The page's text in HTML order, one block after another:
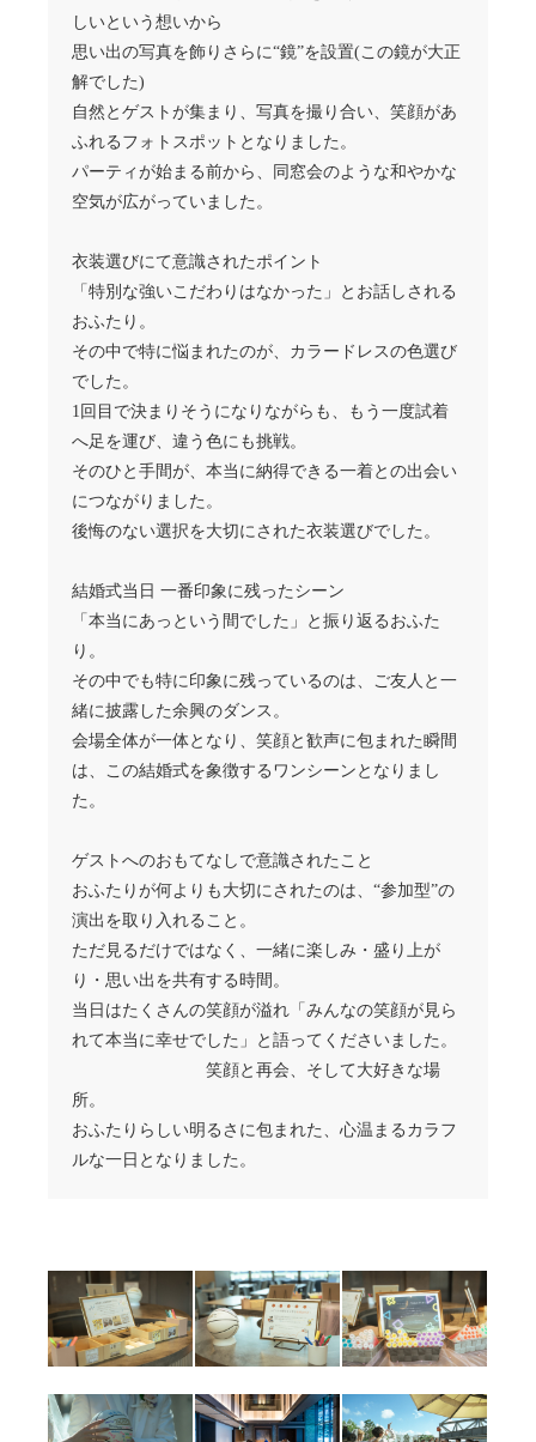
しいという想いから
思い出の写真を飾りさらに“鏡”を設置(この鏡が大正
解でした)
自然とゲストが集まり、写真を撮り合い、笑顔があ
ふれるフォトスポットとなりました。
パーティが始まる前から、同窓会のような和やかな
空気が広がっていました。
衣装選びにて意識されたポイント
「特別な強いこだわりはなかった」とお話しされる
おふたり。
その中で特に悩まれたのが、カラードレスの色選び
でした。
1回目で決まりそうになりながらも、もう一度試着
へ足を運び、違う色にも挑戦。
そのひと手間が、本当に納得できる一着との出会い
につながりました。
後悔のない選択を大切にされた衣装選びでした。
結婚式当日 一番印象に残ったシーン
「本当にあっという間でした」と振り返るおふた
り。
その中でも特に印象に残っているのは、ご友人と一
緒に披露した余興のダンス。
会場全体が一体となり、笑顔と歓声に包まれた瞬間
は、この結婚式を象徴するワンシーンとなりまし
た。
ゲストへのおもてなしで意識されたこと
おふたりが何よりも大切にされたのは、“参加型”の
演出を取り入れること。
ただ見るだけではなく、一緒に楽しみ・盛り上が
り・思い出を共有する時間。
当日はたくさんの笑顔が溢れ「みんなの笑顔が見ら
れて本当に幸せでした」と語ってくださいました。
笑顔と再会、そして大好きな場
所。
おふたりらしい明るさに包まれた、心温まるカラフ
ルな一日となりました。